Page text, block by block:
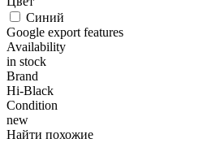
Синий
Google export features
Availability
in stock
Brand
Hi-Black
Condition
new
Найти похожие